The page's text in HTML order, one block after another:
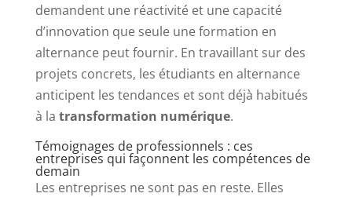
demandent une réactivité et une capacité
d’innovation que seule une formation en
alternance peut fournir. En travaillant sur des
projets concrets, les étudiants en alternance
anticipent les tendances et sont déjà habitués
à la transformation numérique.
Témoignages de professionnels : ces
entreprises qui façonnent les compétences de
demain
Les entreprises ne sont pas en reste. Elles